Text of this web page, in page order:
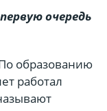
очередь
образованию
работал